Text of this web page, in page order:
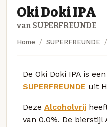
Oki Doki IPA
van SUPERFREUNDE
Home SUPERFREUNDE
De Oki Doki IPA is
SUPERFREUNDE uit
Deze Alcoholvrij
van 0.0%. De